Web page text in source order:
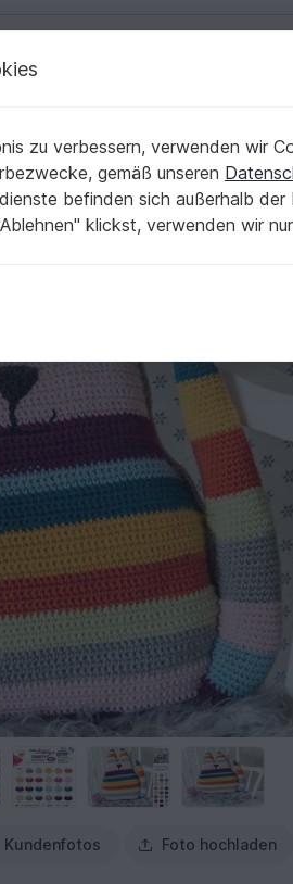
Kundenfotos Foto hochladen
zu verbessern, verwenden wir
gemäß unseren
befinden sich außerhalb der
klickst, verwenden wir